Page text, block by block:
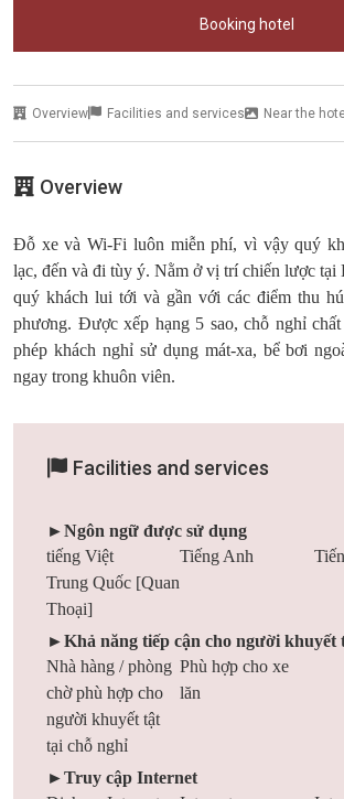
Booking hotel
Overview Facilities and services Near the
Overview
Đỗ xe và Wi-Fi luôn miễn phí, vì vậy quý
lạc, đến và đi tùy ý. Nằm ở vị trí chiến lược tại
quý khách lui tới và gần với các điểm thu
phương. Được xếp hạng 5 sao, chỗ nghỉ
phép khách nghỉ sử dụng mát-xa, bể bơi
ngay trong khuôn viên.
Facilities and services
►Ngôn ngữ được sử dụng
tiếng Việt
Tiếng Anh
Trung Quốc [Quan
Thoại]
►Khả năng tiếp cận cho người khuyết
Nhà hàng / phòng
chờ phù hợp cho
người khuyết tật
tại chỗ nghỉ
Phù hợp cho xe
lăn
►Truy cập Internet